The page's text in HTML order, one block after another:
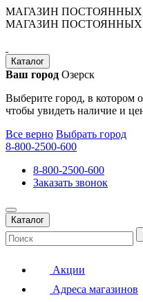
МАГАЗИН
МАГАЗИН
Каталог
Ваш город Озерск
Выберите город, в котором
чтобы увидеть наличие и
Все верно Выбрать город
8-800-2500-600
8-800-2500-600
Заказать звонок
Каталог
Акции
Адреса магазинов